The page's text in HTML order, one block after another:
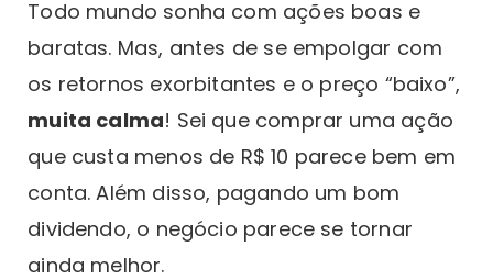
Todo mundo sonha com ações boas e
baratas. Mas, antes de se empolgar com
os retornos exorbitantes e o preço “baixo”,
muita calma! Sei que comprar uma ação
que custa menos de R$ 10 parece bem em
conta. Além disso, pagando um bom
dividendo, o negócio parece se tornar
ainda melhor.